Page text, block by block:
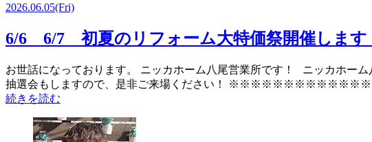
2026.06.05(Fri)
6/6 6/7 初夏のリフォーム大特価祭開催します
お世話になっております。 ニッカホーム八尾営業所です！ ニッカホー
抽選会もしますので、是非ご来場ください！
続きを読む